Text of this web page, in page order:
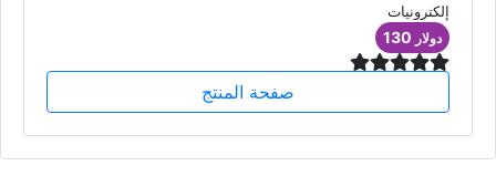
إلكترونيات
130 دولار
صفحة المنتج